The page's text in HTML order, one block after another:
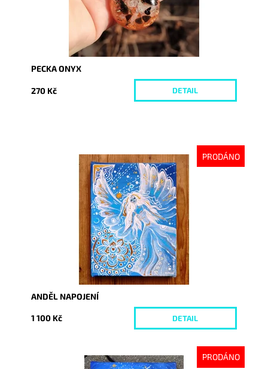
PECKA ONYX
270 Kč DETAIL
PRODÁNO
Vyprodáno
5915
ANDĚL NAPOJENÍ
1 100 Kč DETAIL
PRODÁNO